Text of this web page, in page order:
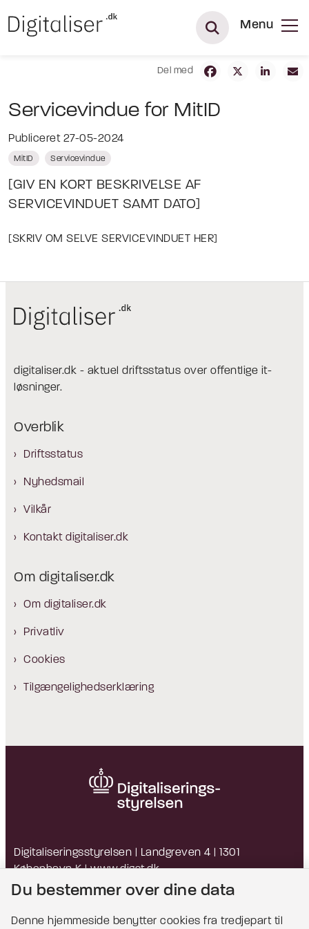
Menu
Del med
Servicevindue for MitID
Publiceret 27-05-2024
MitID Servicevindue
[GIV EN KORT BESKRIVELSE AF
SERVICEVINDUET SAMT DATO]
[SKRIV OM SELVE SERVICEVINDUET HER]
digitaliser.dk - aktuel driftsstatus over offentlige it-
løsninger.
Overblik
Driftsstatus
Nyhedsmail
Vilkår
Kontakt digitaliser.dk
Om digitaliser.dk
Om digitaliser.dk
Privatliv
Cookies
Tilgængelighedserklæring
Digitaliseringsstyrelsen | Landgreven 4 | 1301
København K |www.digst.dk
EAN: 5798009814203 | CVR: 34051178
Du bestemmer over dine data
Denne hjemmeside benytter cookies fra tredjepart til